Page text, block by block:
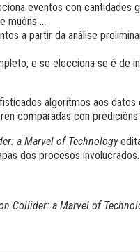
eventos con cantidades
muóns ...
a partir da análise
e se elecciona se é de
algoritmos aos datos
comparadas con
a Marvel of Technology
dos procesos involucrados.
Collider: a Marvel of